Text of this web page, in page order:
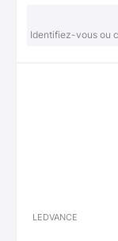
Identifiez-vous ou
LEDVANCE